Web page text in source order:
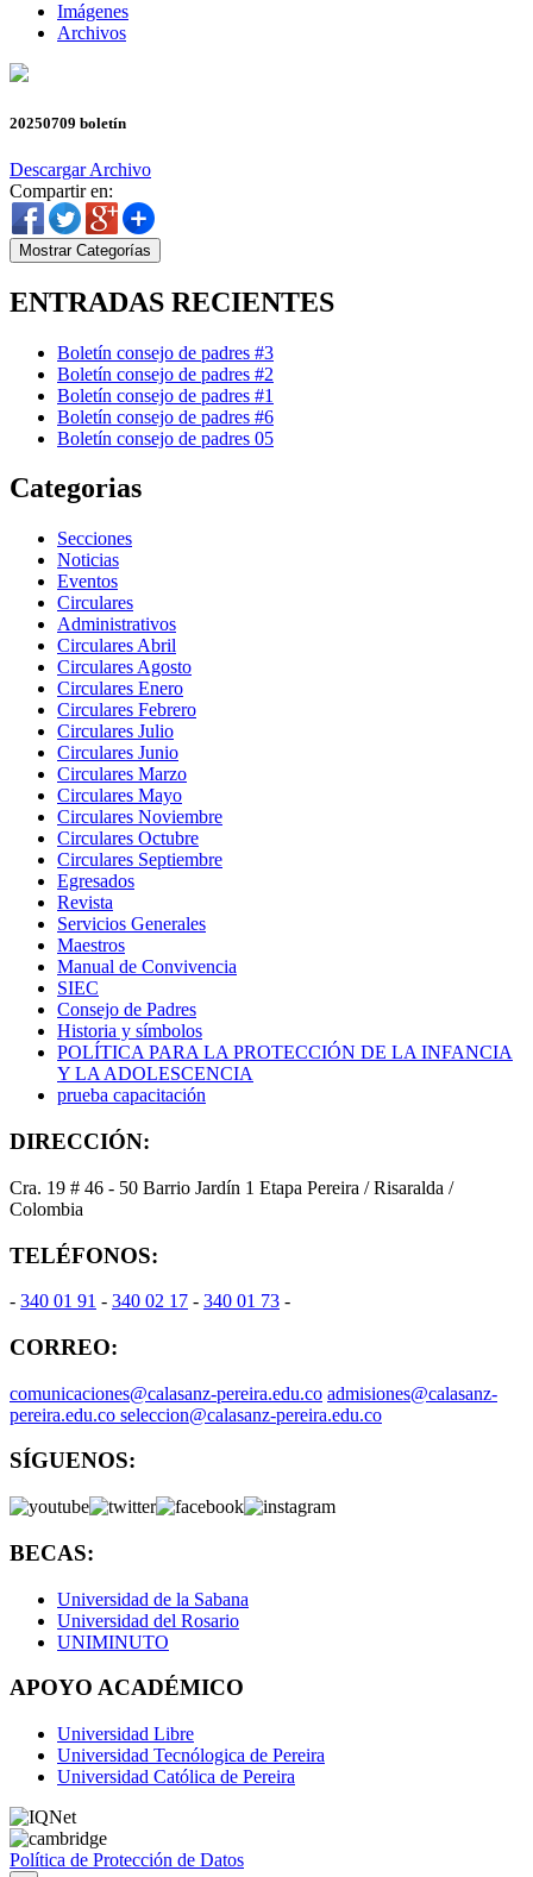
Imágenes
Archivos
20250709 boletín
Descargar Archivo
Compartir en:
Mostrar Categorías
ENTRADAS RECIENTES
Boletín consejo de padres #3
Boletín consejo de padres #2
Boletín consejo de padres #1
Boletín consejo de padres #6
Boletín consejo de padres 05
Categorias
Secciones
Noticias
Eventos
Circulares
Administrativos
Circulares Abril
Circulares Agosto
Circulares Enero
Circulares Febrero
Circulares Julio
Circulares Junio
Circulares Marzo
Circulares Mayo
Circulares Noviembre
Circulares Octubre
Circulares Septiembre
Egresados
Revista
Servicios Generales
Maestros
Manual de Convivencia
SIEC
Consejo de Padres
Historia y símbolos
POLÍTICA PARA LA PROTECCIÓN DE LA INFANCIA
Y LA ADOLESCENCIA
prueba capacitación
DIRECCIÓN:
Cra. 19 # 46 - 50 Barrio Jardín 1 Etapa Pereira / Risaralda /
Colombia
TELÉFONOS:
- 340 01 91 - 340 02 17 - 340 01 73 -
CORREO:
comunicaciones@calasanz-pereira.edu.co admisiones@calasanz-
pereira.edu.co seleccion@calasanz-pereira.edu.co
SÍGUENOS:
BECAS:
Universidad de la Sabana
Universidad del Rosario
UNIMINUTO
APOYO ACADÉMICO
Universidad Libre
Universidad Tecnólogica de Pereira
Universidad Católica de Pereira
Política de Protección de Datos